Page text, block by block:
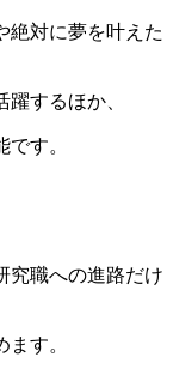
絶対に夢を叶えた
するほか、
す。
究職への進路だけ
す。